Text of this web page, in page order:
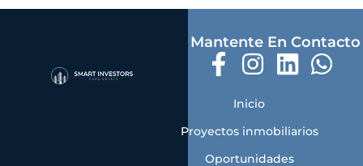
Inicio
Proyectos inmobiliarios
Oportunidades
Mantente En Contacto